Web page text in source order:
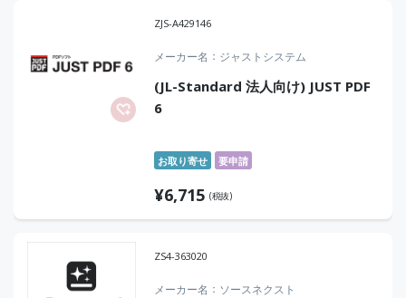
ZJS-A429146
メーカー名 ジャストシステム
(JL-Standard 法人向け) JUST PDF
6
お取り寄せ 要申請
¥6,715 (税抜)
ZS4-363020
メーカー名 ソースネクスト